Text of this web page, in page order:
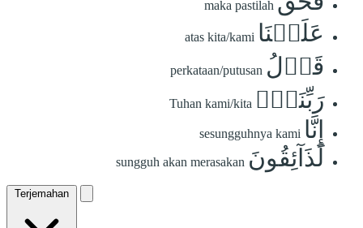
maka pastilah
عَلَيۡنَا atas kita/kami
قَوۡلُ perkataan/putusan
رَبِّنَآۖ Tuhan kami/kita
إِنَّا sesungguhnya kami
لَذَآئِقُونَ sungguh akan merasakan
Terjemahan